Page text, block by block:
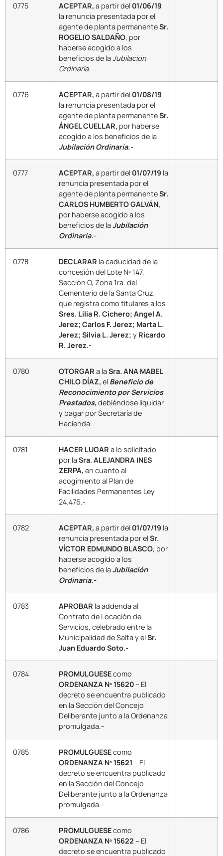
0775 ACEPTAR, a partir del 01/06/19
la renuncia presentada por el
agente de planta permanenteSr.
ROGELIO SALDAÑO, por
haberse acogido a los
beneficios de laJubilación
Ordinaria.-
0776 ACEPTAR, a partir del 01/08/19
la renuncia presentada por el
agente de planta permanenteSr.
ÁNGEL CUELLAR, por haberse
acogido a los beneficios de la
Jubilación Ordinaria.-
0777 ACEPTAR, a partir del 01/07/19 la
renuncia presentada por el
agente de planta permanenteSr.
CARLOS HUMBERTO GALVÁN,
por haberse acogido a los
beneficios de laJubilación
Ordinaria.-
0778 DECLARAR la caducidad de la
concesión del Lote Nº 147,
Sección O, Zona 1ra. del
Cementerio de la Santa Cruz,
que registra como titulares a los
Sres. Lilia R. Cichero; Angel A.
Jerez; Carlos F. Jerez; Marta L.
Jerez; Silvia L. Jerez; y Ricardo
R. Jerez.-
0780 OTORGAR a laSra. ANA MABEL
CHILO DÍAZ, el Beneficio de
Reconocimiento por Servicios
Prestados, debiéndose liquidar
y pagar por Secretaría de
Hacienda.-
0781 HACER LUGAR a lo solicitado
por laSra. ALEJANDRA INES
ZERPA, en cuanto al
acogimiento al Plan de
Facilidades Permanentes Ley
24.476.-
0782 ACEPTAR, a partir del 01/07/19 la
renuncia presentada por elSr.
VÍCTOR EDMUNDO BLASCO, por
haberse acogido a los
beneficios de laJubilación
Ordinaria.-
0783 APROBAR la addenda al
Contrato de Locación de
Servicios, celebrado entre la
Municipalidad de Salta y elSr.
Juan Eduardo Soto.-
0784 PROMULGUESEcomo
ORDENANZA Nº 15620– El
decreto se encuentra publicado
en la Sección del Concejo
Deliberante junto a la Ordenanza
promulgada.-
0785 PROMULGUESEcomo
ORDENANZA Nº 15621 – El
decreto se encuentra publicado
en la Sección del Concejo
Deliberante junto a la Ordenanza
promulgada.-
0786 PROMULGUESEcomo
ORDENANZA Nº 15622 – El
decreto se encuentra publicado